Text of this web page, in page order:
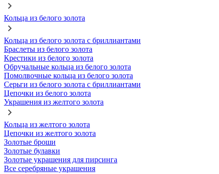
Кольца из белого золота
Кольца из белого золота с бриллиантами
Браслеты из белого золота
Крестики из белого золота
Обручальные кольца из белого золота
Помолвочные кольца из белого золота
Серьги из белого золота с бриллиантами
Цепочки из белого золота
Украшения из желтого золота
Кольца из желтого золота
Цепочки из желтого золота
Золотые броши
Золотые булавки
Золотые украшения для пирсинга
Все серебряные украшения